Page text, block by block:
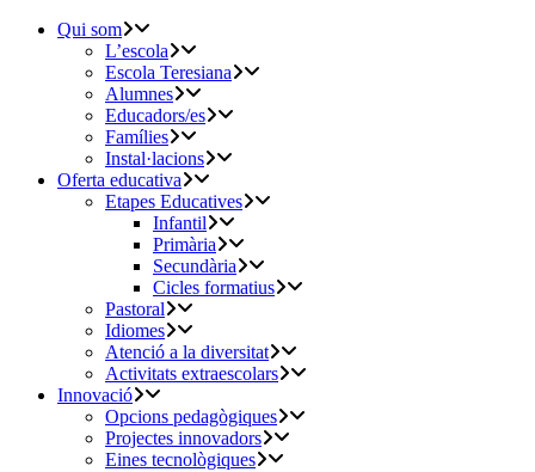
Qui som
L’escola
Escola Teresiana
Alumnes
Educadors/es
Famílies
Instal·lacions
Oferta educativa
Etapes Educatives
Infantil
Primària
Secundària
Cicles formatius
Pastoral
Idiomes
Atenció a la diversitat
Activitats extraescolars
Innovació
Opcions pedagògiques
Projectes innovadors
Eines tecnològiques